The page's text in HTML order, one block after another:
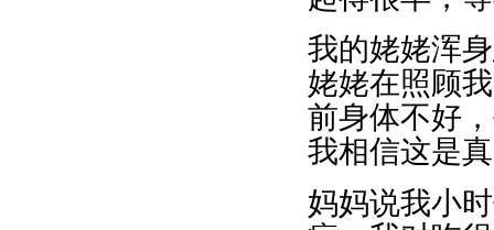
我的姥姥浑
姥姥在照顾
前身体不好
我相信这是
妈妈说我小